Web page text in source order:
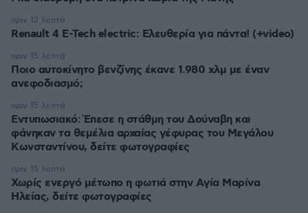
Renault 4 E-Tech electric: Ελευθερία για πάντα! (+video)
πριν 12 λεπτά
Ποιο αυτοκίνητο βενζίνης έκανε 1.980 χλμ με έναν
ανεφοδιασμό;
πριν 15 λεπτά
Εντυπωσιακό: Έπεσε η στάθμη του Δούναβη και
φάνηκαν τα θεμέλια αρχαίας γέφυρας του Μεγάλου
Κωνσταντίνου, δείτε φωτογραφίες
πριν 15 λεπτά
Χωρίς ενεργό μέτωπο η φωτιά στην Aγία Μαρίνα
Ηλείας, δείτε φωτογραφίες
πριν 15 λεπτά